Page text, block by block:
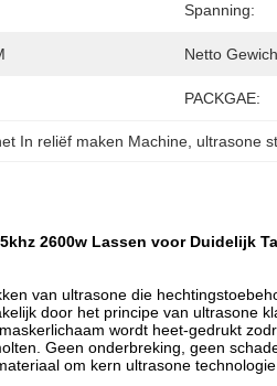
Spanning:
Netto
PACKGAE:
In reliëf maken Machine ultrasone
2600w Lassen voor Duidelijk
van ultrasone die
door het principe van ultrasone
wordt heet-gedrukt
Geen onderbreking, geen
om kern ultrasone